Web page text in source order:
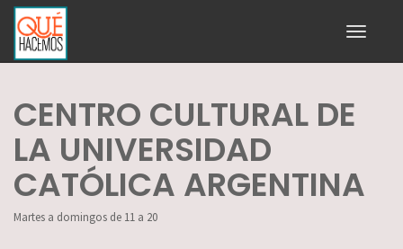
Toggle
CENTRO CULTURAL DE
LA UNIVERSIDAD
CATÓLICA ARGENTINA
Martes a domingos de 11 a 20